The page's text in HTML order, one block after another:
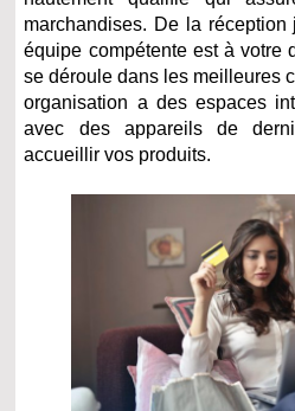
marchandises. De la réception
équipe compétente est à votre
se déroule dans les meilleures
organisation a des espaces
avec des appareils de
accueillir vos produits.